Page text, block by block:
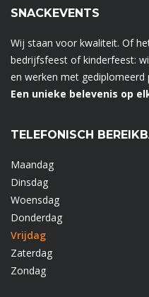
SNACKEVENTS
Wij staan voor kwaliteit. Of
bedrijfsfeest of kinderfeest:
en werken met gediplomeerd
Een unieke belevenis op
TELEFONISCH
Maandag
Dinsdag
Woensdag
Donderdag
Vrijdag
Zaterdag
Zondag